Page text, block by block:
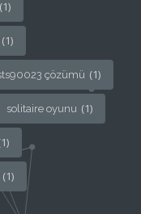
(1)
(1)
çözümü (1)
solitaire oyunu (1)
(1)